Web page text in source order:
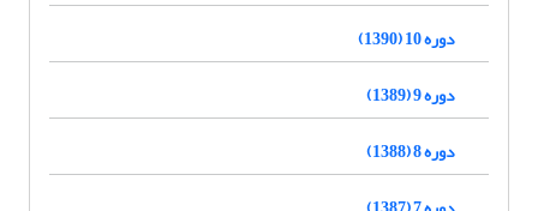
دوره 10 (1390)
دوره 9 (1389)
دوره 8 (1388)